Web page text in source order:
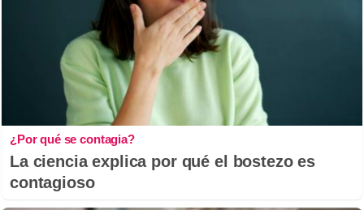
¿Por qué se contagia?
La ciencia explica por qué el bostezo es
contagioso